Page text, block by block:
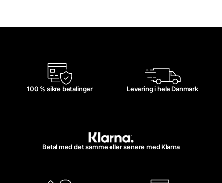
100 % sikre betalinger Levering i hele Danmark
Betal med det samme eller senere med Klarna